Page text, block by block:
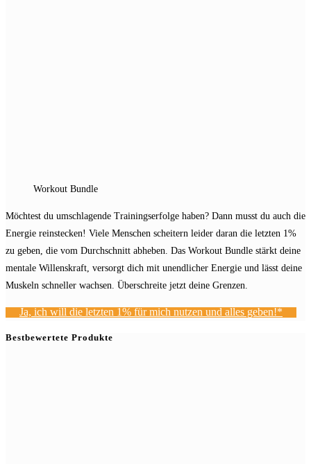
Workout Bundle
Möchtest du umschlagende Trainingserfolge haben? Dann musst du auch die
Energie reinstecken! Viele Menschen scheitern leider daran die letzten 1%
zu geben, die vom Durchschnitt abheben. Das Workout Bundle stärkt deine
mentale Willenskraft, versorgt dich mit unendlicher Energie und lässt deine
Muskeln schneller wachsen. Überschreite jetzt deine Grenzen.
Ja, ich will die letzten 1% für mich nutzen und alles geben!*
Bestbewertete Produkte